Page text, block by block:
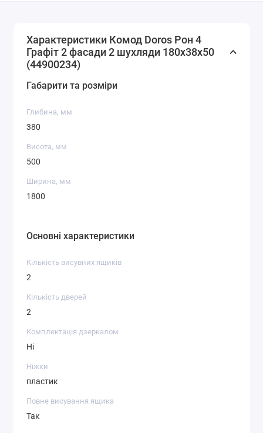
Характеристики Комод Doros Рон 4
Графіт 2 фасади 2 шухляди 180х38х50
(44900234)
Габарити та розміри
Глибина, мм
380
Висота, мм
500
Ширина, мм
1800
Основні характеристики
Кількість висувних ящиків
2
Кількість дверей
2
Комплектація дзеркалом
Ні
Ніжки
пластик
Повне висування ящика
Так